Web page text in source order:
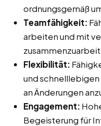
ordnungsgemäß
Teamfähigkeit:
arbeiten und mit
Flexibilität:
und
an Änderungen
Engagement:
Begeisterung für